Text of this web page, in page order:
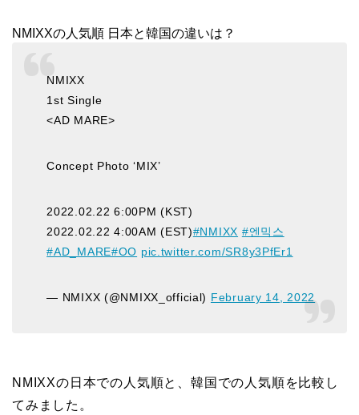
NMIXXの人気順 日本と韓国の違いは？
NMIXX
1st Single
<AD MARE>
Concept Photo ‘MIX’
2022.02.22 6:00PM (KST)
2022.02.22 4:00AM (EST)#NMIXX #엔믹스
#AD_MARE#OO pic.twitter.com/SR8y3PfEr1
— NMIXX (@NMIXX_official) February 14, 2022
NMIXXの日本での人気順と、韓国での人気順を比較し
てみました。